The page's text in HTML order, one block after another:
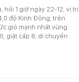
hồi 1 giờ ngày 22-12, vị trí
độ Kinh Đông, trên
gió mạnh nhất vùng
giật cấp 8; di chuyển